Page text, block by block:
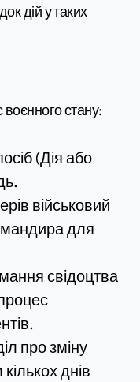
дій у таких
стану:
(Дія або
військовий
для
свідоцтва
про зміну
днів